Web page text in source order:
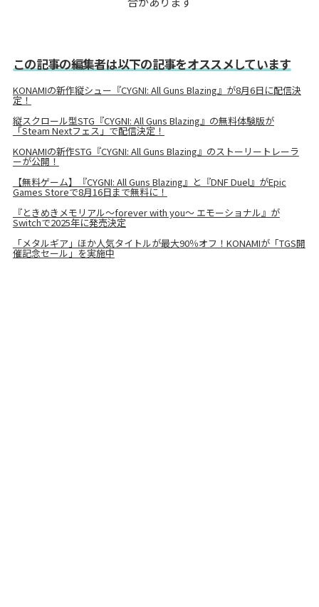
この記事の編集者は以下の記事をオススメしています
KONAMIの新作縦シュー『CYGNI: All Guns Blazing』が8月6日に配信決
定！
縦スクロール型STG『CYGNI: All Guns Blazing』の無料体験版が
「Steam Nextフェス」で配信決定！
KONAMIの新作STG『CYGNI: All Guns Blazing』のストーリートレーラ
ーが公開！
【無料ゲーム】『CYGNI: All Guns Blazing』と『DNF Duel』がEpic
Games Storeで8月16日まで無料に！
『ときめきメモリアル～forever with you～ エモーショナル』が
Switchで2025年に発売決定
「メタルギア」ほか人気タイトルが最大90％オフ！KONAMIが「TGS開
催記念セール」を実施中